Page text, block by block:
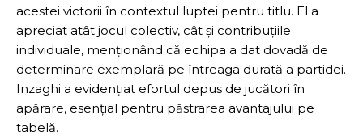
acestei victorii în contextul luptei pentru titlu. El a
apreciat atât jocul colectiv, cât și contribuțiile
individuale, menționând că echipa a dat dovadă de
determinare exemplară pe întreaga durată a partidei.
Inzaghi a evidențiat efortul depus de jucători în
apărare, esențial pentru păstrarea avantajului pe
tabelă.